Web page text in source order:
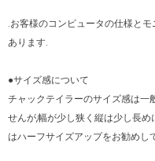
.お客様のコンピュータの仕様と
あります.
●サイズ感について
チャックテイラーのサイズ感は一
せんが,幅が少し狭く縦は少し長
はハーフサイズアップをお勧めし